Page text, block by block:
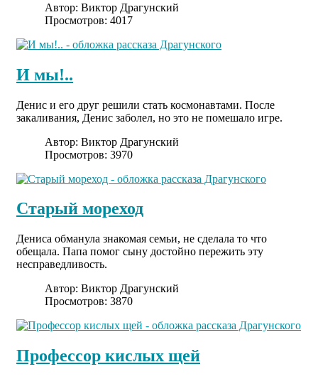
Автор: Виктор Драгунский
Просмотров: 4017
И мы!..
Денис и его друг решили стать космонавтами. После
закаливания, Денис заболел, но это не помешало игре.
Автор: Виктор Драгунский
Просмотров: 3970
Старый мореход
Дениса обманула знакомая семьи, не сделала то что
обещала. Папа помог сыну достойно пережить эту
несправедливость.
Автор: Виктор Драгунский
Просмотров: 3870
Профессор кислых щей